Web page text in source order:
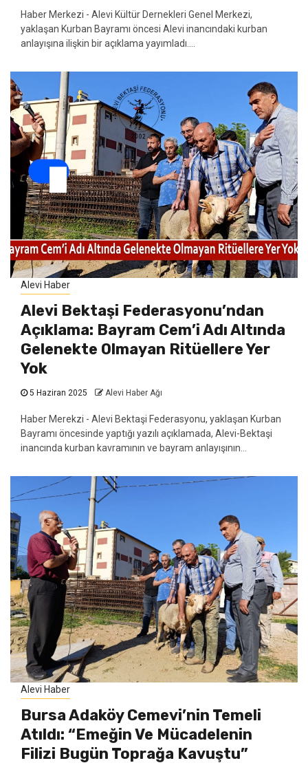
Haber Merkezi - Alevi Kültür Dernekleri Genel Merkezi,
yaklaşan Kurban Bayramı öncesi Alevi inancındaki kurban
anlayışına ilişkin bir açıklama yayımladı....
Alevi Haber
Alevi Bektaşi Federasyonu’ndan
Açıklama: Bayram Cem’i Adı Altında
Gelenekte Olmayan Ritüellere Yer
Yok
5 Haziran 2025 Alevi Haber Ağı
Haber Merekzi - Alevi Bektaşi Federasyonu, yaklaşan Kurban
Bayramı öncesinde yaptığı yazılı açıklamada, Alevi-Bektaşi
inancında kurban kavramının ve bayram anlayışının...
Alevi Haber
Bursa Adaköy Cemevi’nin Temeli
Atıldı: “Emeğin Ve Mücadelenin
Filizi Bugün Toprağa Kavuştu”